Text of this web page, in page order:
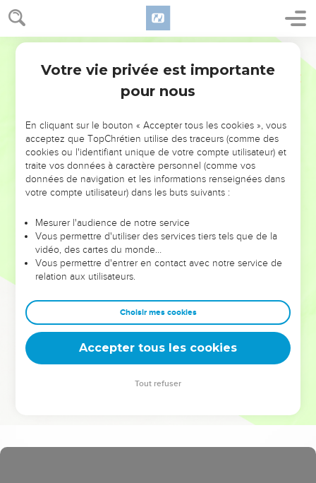
NE MANQUEZ PAS L’ÉVÉNEMENT
DE L’ANNÉE !
ET SI LEURS ERREURS POUVAIENT VOUS ÉVITER LES
VOTRES ?
leur foi ou leur vision. Mais on voit moins les doutes, les erreurs
et les saisons difficiles qu'ils ont traversés, alors même que ce
sont elles qui les ont façonnés.
Dans cette conférence, leaders, entrepreneurs, et responsables
clés pour avancer avec plus de sagesse afin que leurs erreurs
deviennent vos tremplins. Que vous guidiez un ministère, une
équipe, un groupe ou une famille, leur expérience est faite
Votre vie privée est importante
pour nous
En cliquant sur le bouton « Accepter tous les cookies », vous
acceptez que TopChrétien utilise des traceurs (comme des
cookies ou l'identifiant unique de votre compte utilisateur) et
traite vos données à caractère personnel (comme vos
données de navigation et les informations renseignées dans
votre compte utilisateur) dans les buts suivants :
Mesurer l'audience de notre service
Vous permettre d'utiliser des services tiers tels que de la
vidéo, des cartes du monde…
Vous permettre d'entrer en contact avec notre service de
relation aux utilisateurs.
Choisir mes cookies
Accepter tous les cookies
Tout refuser